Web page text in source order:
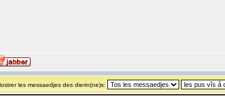
les messaedjes des dierin(ne)s: